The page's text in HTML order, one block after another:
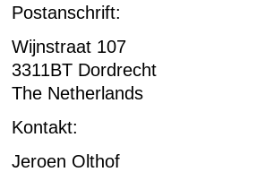
Postanschrift:
Wijnstraat 107
3311BT Dordrecht
The Netherlands
Kontakt:
Jeroen Olthof